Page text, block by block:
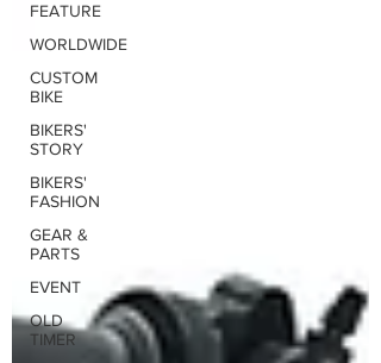
FEATURE
WORLDWIDE
CUSTOM
BIKE
BIKERS'
STORY
BIKERS'
FASHION
GEAR &
PARTS
EVENT
OLD
TIMER